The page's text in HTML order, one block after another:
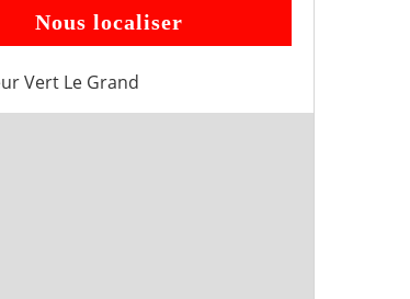
Nous localiser
Vert Le Grand